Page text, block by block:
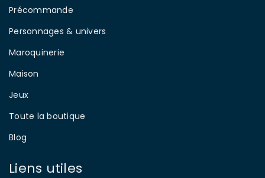
Précommande
Personnages & univers
Maroquinerie
Maison
Jeux
Toute la boutique
Blog
Liens utiles